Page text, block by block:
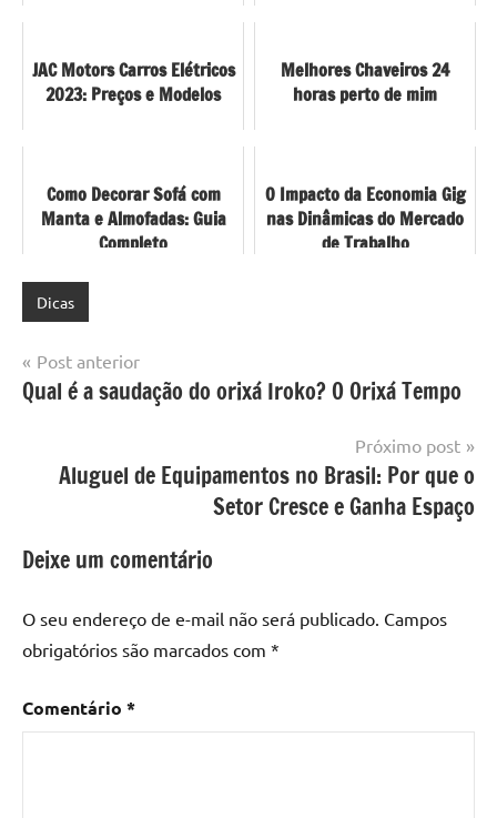
JAC Motors Carros Elétricos
2023: Preços e Modelos
Melhores Chaveiros 24
horas perto de mim
Como Decorar Sofá com
Manta e Almofadas: Guia
Completo
O Impacto da Economia Gig
nas Dinâmicas do Mercado
de Trabalho
Dicas
Navegação
de
Post anterior
Qual é a saudação do orixá Iroko? O Orixá Tempo
Próximo post
Aluguel de Equipamentos no Brasil: Por que o
Setor Cresce e Ganha Espaço
Deixe um comentário
O seu endereço de e-mail não será publicado. Campos
obrigatórios são marcados com *
Comentário *